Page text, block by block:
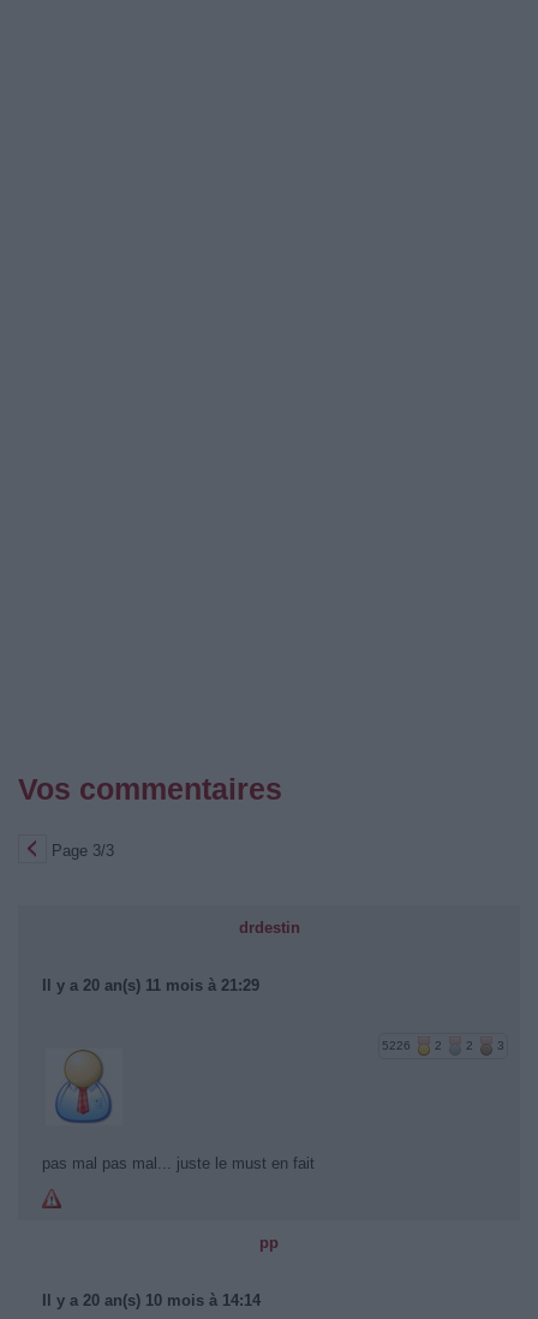
Vos commentaires
Page 3/3
drdestin
Il y a 20 an(s) 11 mois à 21:29
5226 2 2 3
pas mal pas mal... juste le must en fait
pp
Il y a 20 an(s) 10 mois à 14:14